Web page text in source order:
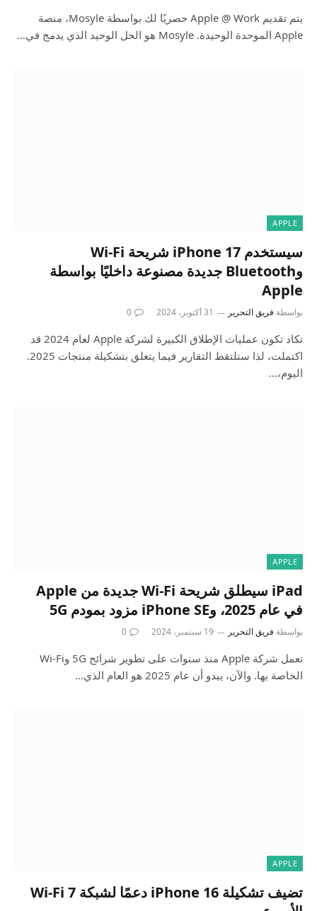
يتم تقديم Apple @ Work حصريًا لك بواسطة Mosyle، منصة
Apple الموحدة الوحيدة. Mosyle هو الحل الوحيد الذي يدمج في…
APPLE
سيستخدم iPhone 17 شريحة Wi-Fi
وBluetooth جديدة مصنوعة داخليًا بواسطة
Apple
بواسطة فريق التحرير 31 أكتوبر، 2024 0
تكاد تكون عمليات الإطلاق الكبيرة لشركة Apple لعام 2024 قد
اكتملت، لذا ستلتقط التقارير فيما يتعلق بتشكيلة منتجات 2025.
اليوم،…
APPLE
iPad سيطلق شريحة Wi-Fi جديدة من Apple
في عام 2025، وiPhone SE مزود بمودم 5G
بواسطة فريق التحرير 19 سبتمبر، 2024 0
تعمل شركة Apple منذ سنوات على تطوير شرائح 5G وWi-Fi
الخاصة بها. والآن، يبدو أن عام 2025 هو العام الذي…
APPLE
تضيف تشكيلة iPhone 16 دعمًا لشبكة Wi-Fi 7